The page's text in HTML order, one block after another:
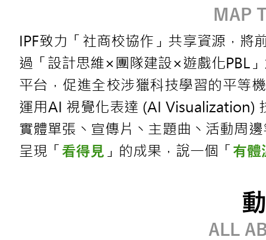
MAP
IPF致力「社商校協作」共享資源，將
過「設計思維×團隊建設×遊戲化PBL
平台，促進全校涉獵科技學習的平等
運用AI 視覺化表達 (AI Visualization)
實體單張丶宣傳片丶主題曲丶活動周
呈現「 看得見 」的成果，說一個「 有體
ALL